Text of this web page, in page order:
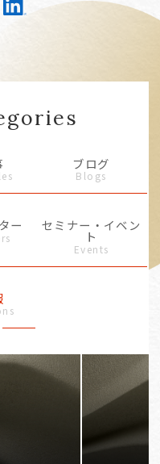
ブログ
Blogs
ー セミナー・イベン
ト
Events